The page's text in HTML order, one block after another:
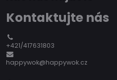
Kontaktujte nás
+421/417631803
happywok@happywok.cz